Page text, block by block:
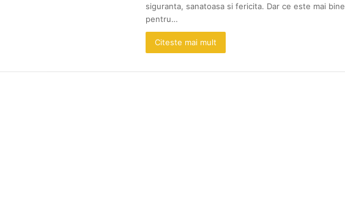
siguranta, sanatoasa si fericita. Dar ce este mai bine
pentru…
Citeste mai mult